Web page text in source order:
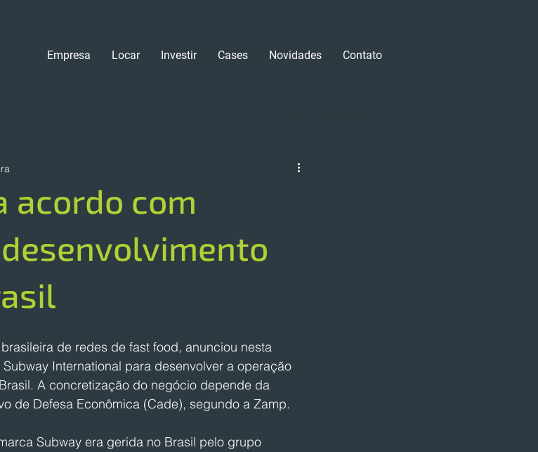
Empresa Locar Investir Cases Novidades Contato
acordo com
de redes de fast food, anunciou nesta
International para desenvolver a operação
A concretização do negócio depende da
de Defesa Econômica (Cade), segundo a Zamp.
Subway era gerida no Brasil pelo grupo